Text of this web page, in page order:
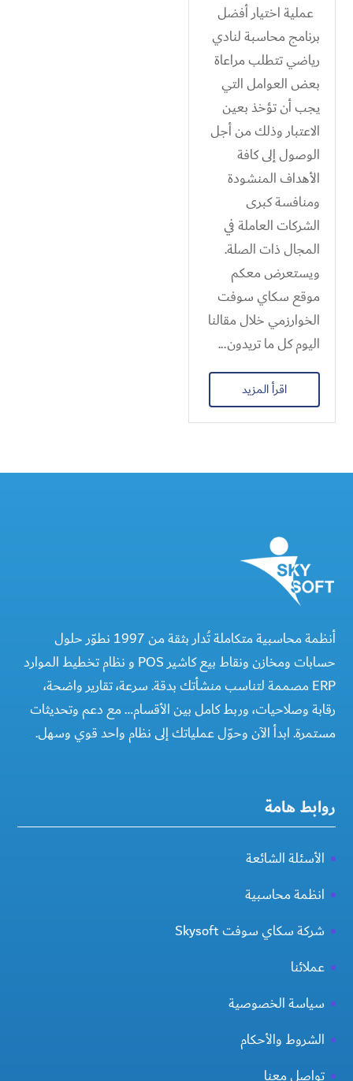
عملية اختيار أفضل
برنامج محاسبة لنادي
رياضي​ تتطلب مراعاة
بعض العوامل التي
يجب أن تؤخذ بعين
الاعتبار وذلك من أجل
الوصول إلى كافة
الأهداف المنشودة
ومنافسة كبرى
الشركات العاملة في
المجال ذات الصلة.
ويستعرض معكم
موقع سكاي سوفت
الخوارزمي خلال مقالنا
اليوم كل ما تريدون...
اقرأ المزيد
أنظمة محاسبية متكاملة تُدار بثقة من 1997 نطوّر حلول
حسابات ومخازن ونقاط بيع كاشير POS و نظام تخطيط الموارد
ERP مصممة لتناسب منشأتك بدقة. سرعة، تقارير واضحة،
رقابة وصلاحيات، وربط كامل بين الأقسام… مع دعم وتحديثات
مستمرة. ابدأ الآن وحوّل عملياتك إلى نظام واحد قوي وسهل.
روابط هامة
الأسئلة الشائعة
انظمة محاسبية
شركة سكاي سوفت Skysoft
عملائنا
سياسة الخصوصية
الشروط والأحكام
تواصل معنا